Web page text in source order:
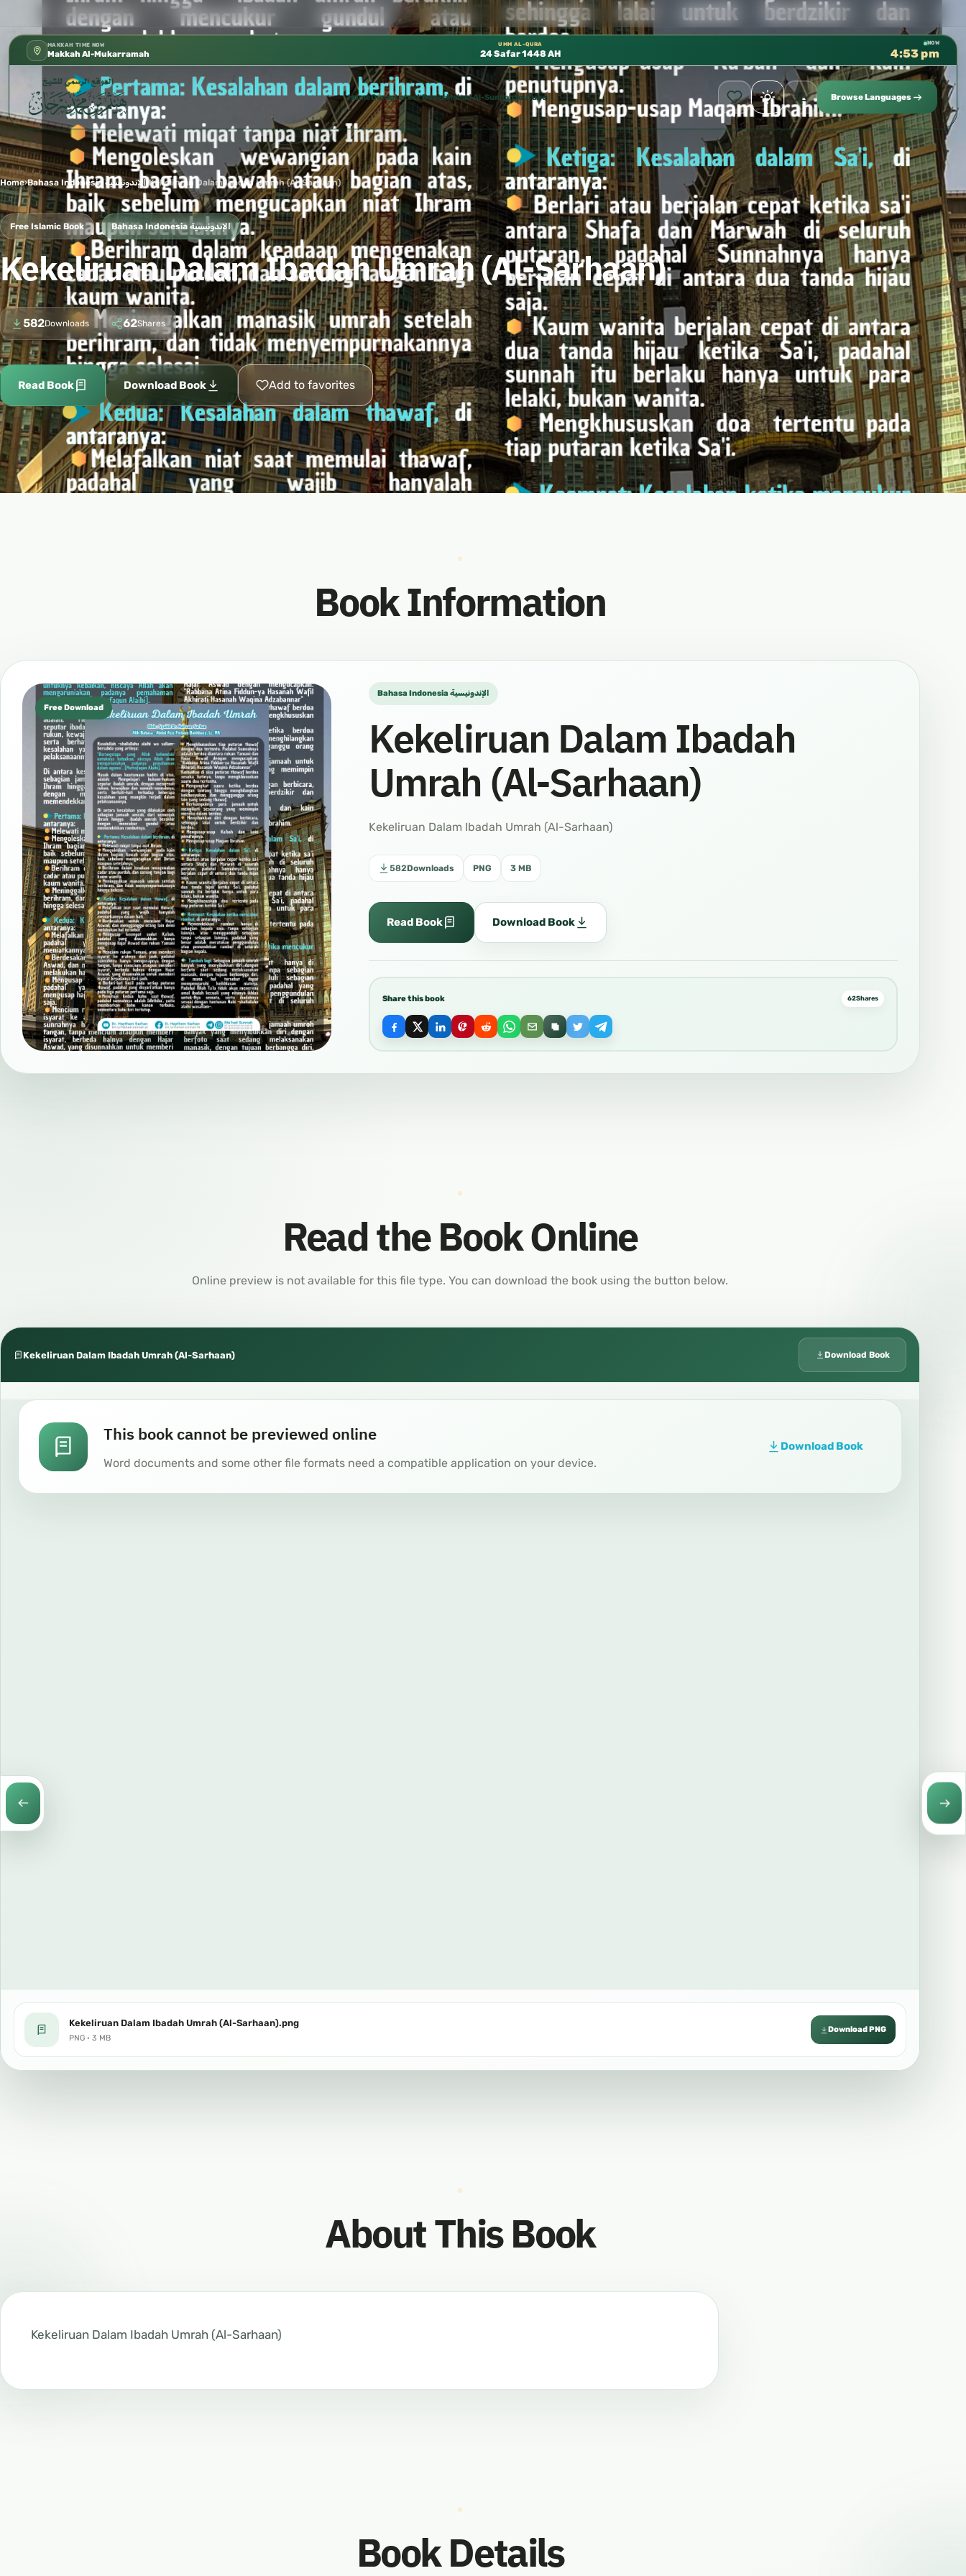
كتب الشيخ هيثم سرحان حفظه الله متوفرة مجانًا في المسجد ✦ كتب الشيخ هيثم سرحان حفظه الله متوفرة مجانًا في المسجد النبوي، 📍 باب ٣٧ (باب مكة) – الطابق الثالث 📍 إدارة الشؤون العلمية بالحسبة 📚 متوفرة بجميع اللغات
MAKKAH TIME NOW
Makkah Al-Mukarramah
UMM AL-QURA
24 Safar 1448 AH
NOW
4:53 pm
HomeQuranLatest BooksMahad Al-SunnahYouTube Browse Languages
Home› Bahasa Indonesia الإندونيسية Kekeliruan Dalam Ibadah Umrah (Al-Sarhaan)
Free Islamic Book Bahasa Indonesia الإندونيسية
Kekeliruan Dalam Ibadah Umrah (Al-Sarhaan)
582Downloads 62Shares
Read Book Download Book Add to favorites
Book Information
Free Download
Bahasa Indonesia الإندونيسية
Kekeliruan Dalam Ibadah
Umrah (Al-Sarhaan)
Kekeliruan Dalam Ibadah Umrah (Al-Sarhaan)
582Downloads PNG 3 MB
Read Book Download Book
Share this book 62Shares
Read the Book Online
Online preview is not available for this file type. You can download the book using the button below.
Kekeliruan Dalam Ibadah Umrah (Al-Sarhaan) Download Book
This book cannot be previewed online
Word documents and some other file formats need a compatible application on your device.
Download Book
Kekeliruan Dalam Ibadah Umrah (Al-Sarhaan).png
PNG · 3 MB
Download PNG
About This Book
Kekeliruan Dalam Ibadah Umrah (Al-Sarhaan)
Book Details